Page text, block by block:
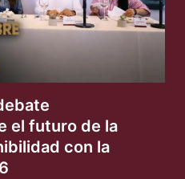
el futuro de la
con la